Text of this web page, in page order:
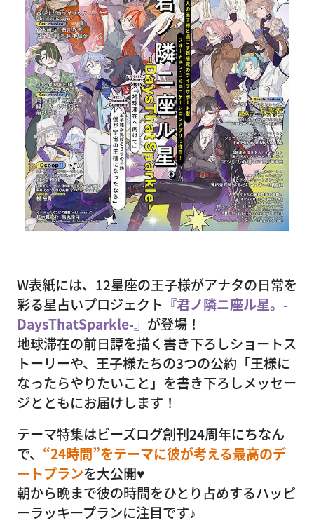
W表紙には、12星座の王子様がアナタの日常を
彩る星占いプロジェクト 『君ノ隣ニ座ル星。-
DaysThatSparkle-』 が登場！
地球滞在の前日譚を描く書き下ろしショートス
トーリーや、王子様たちの3つの公約「王様に
なったらやりたいこと」を書き下ろしメッセー
ジとともにお届けします！
テーマ特集はビーズログ創刊24周年にちなん
で、 “24時間”をテーマに彼が考える最高のデ
ートプランを大公開♥
朝から晩まで彼の時間をひとり占めするハッピ
ーラッキープランに注目です♪